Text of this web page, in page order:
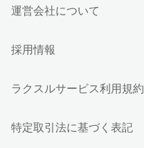
運営会社について
採用情報
ラクスルサービス利用規約
特定取引法に基づく表記